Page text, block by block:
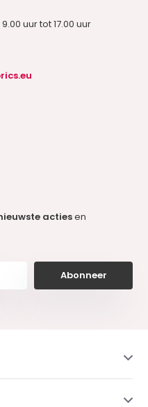
uur tot 17.00 uur
actiesen
Abonneer